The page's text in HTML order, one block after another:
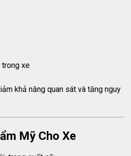
trong xe
khả năng quan sát và tăng nguy
Mỹ Cho Xe